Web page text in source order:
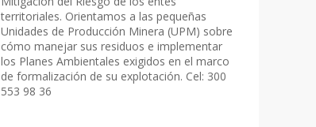
territoriales. Orientamos a las pequeñas
Unidades de Producción Minera (UPM) sobre
cómo manejar sus residuos e implementar
los Planes Ambientales exigidos en el marco
de formalización de su explotación. Cel: 300
553 98 36